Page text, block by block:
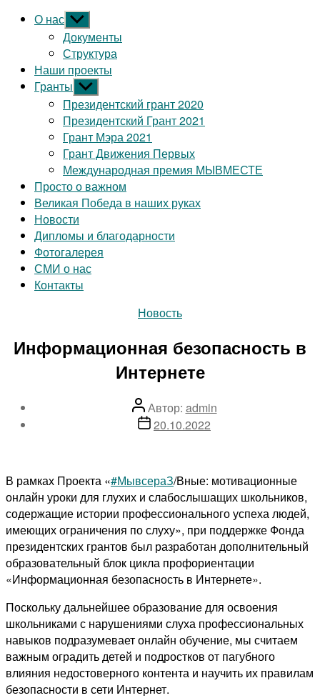
О нас Показывать
подменю
Документы
Структура
Наши проекты
Гранты Показывать
подменю
Президентский грант 2020
Президентский Грант 2021
Грант Мэра 2021
Грант Движения Первых
Международная премия МЫВМЕСТЕ
Просто о важном
Великая Победа в наших руках
Новости
Дипломы и благодарности
Фотогалерея
СМИ о нас
Контакты
Рубрики
Новость
Информационная безопасность в
Интернете
Автор
записи
Автор: admin
Дата20.10.2022
В рамках Проекта «#МывсераЗ/Вные: мотивационные
онлайн уроки для глухих и слабослышащих школьников,
содержащие истории профессионального успеха людей,
имеющих ограничения по слуху», при поддержке Фонда
президентских грантов был разработан дополнительный
образовательный блок цикла профориентации
«Информационная безопасность в Интернете».
Поскольку дальнейшее образование для освоения
школьниками с нарушениями слуха профессиональных
навыков подразумевает онлайн обучение, мы считаем
важным оградить детей и подростков от пагубного
влияния недостоверного контента и научить их правилам
безопасности в сети Интернет.